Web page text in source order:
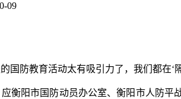
09
国防教育活动太有吸引力了，我们都在
衡阳市国防动员办公室、衡阳市人防